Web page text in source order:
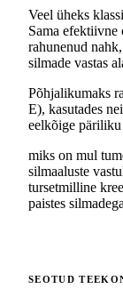
Veel üheks
Sama efektiivne
rahunenud
silmade vastas
Põhjalikumaks
E), kasutades
eelkõige
miks on mul
silmaaluste vastu
tursetmilline
paistes
SEOTUD